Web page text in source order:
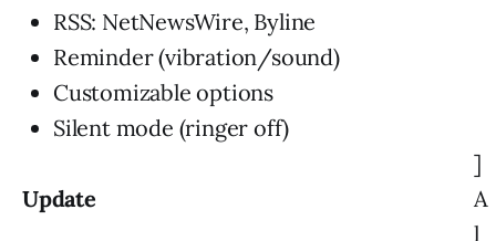
RSS: NetNewsWire, Byline
Reminder (vibration/sound)
Customizable options
Silent mode (ringer off)
Update
]
A
l